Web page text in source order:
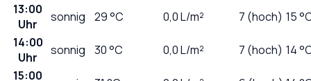
13:00
Uhr
sonnig 29°C 0,0L/m² 7 (hoch) 15
14:00
Uhr
sonnig 30°C 0,0L/m² 7 (hoch) 14
15:00